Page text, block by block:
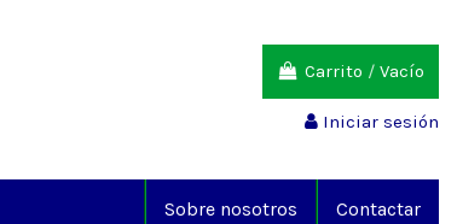
Carrito / Vacío
Iniciar sesión
Contactar
Sobre nosotros